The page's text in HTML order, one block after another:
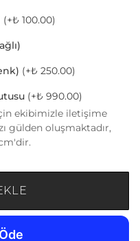
(+₺ 100.00)
(+₺ 250.00)
(+₺ 990.00)
ekibimizle iletişime
gülden oluşmaktadır,